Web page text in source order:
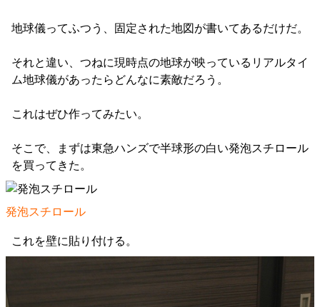
地球儀ってふつう、固定された地図が書いてあるだけだ。
それと違い、つねに現時点の地球が映っているリアルタイ
ム地球儀があったらどんなに素敵だろう。
これはぜひ作ってみたい。
そこで、まずは東急ハンズで半球形の白い発泡スチロール
を買ってきた。
発泡スチロール
これを壁に貼り付ける。